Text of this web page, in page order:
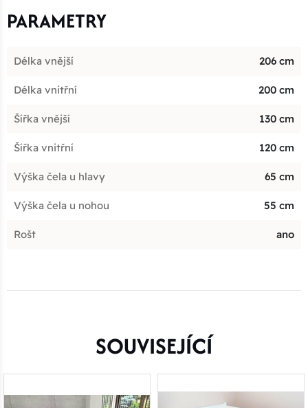
PARAMETRY
Délka vnější 206 cm
Délka vnitřní 200 cm
Šířka vnější 130 cm
Šířka vnitřní 120 cm
Výška čela u hlavy 65 cm
Výška čela u nohou 55 cm
Rošt ano
SOUVISEJÍCÍ